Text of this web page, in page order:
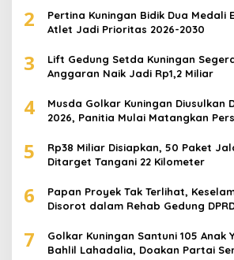
2
Pertina Kuningan Bidik Dua Medali
Atlet Jadi Prioritas 2026-2030
3
Lift Gedung Setda Kuningan
Anggaran Naik Jadi Rp1,2 Miliar
4
Musda Golkar Kuningan Diusulkan
2026, Panitia Mulai Matangkan
5
Rp38 Miliar Disiapkan, 50 Paket
Ditarget Tangani 22 Kilometer
6
Papan Proyek Tak Terlihat,
Disorot dalam Rehab Gedung
7
Golkar Kuningan Santuni 105 Anak
Bahlil Lahadalia, Doakan Partai